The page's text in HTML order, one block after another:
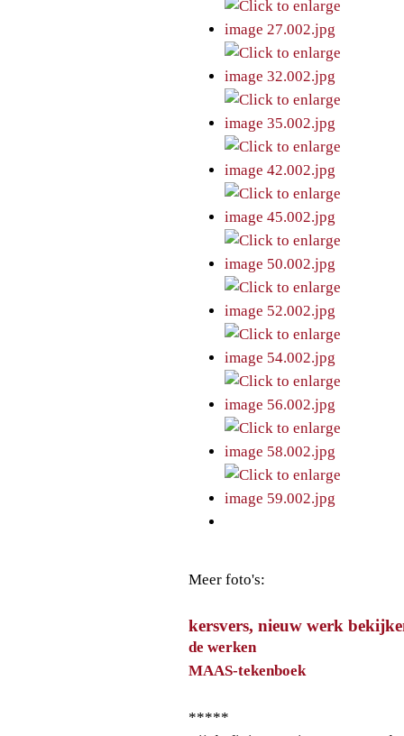
Meer foto's:
kersvers, nieuw werk
de werken
MAAS-tekenboek
*****